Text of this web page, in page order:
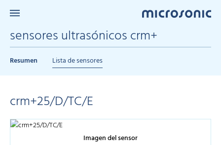
sensores ultrasónicos crm+
Resumen Lista de sensores
crm+25/D/TC/E
Imagen del sensor